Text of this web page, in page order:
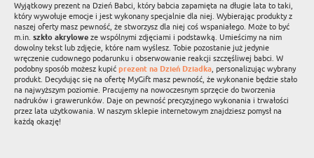
Wyjątkowy prezent na Dzień Babci, który babcia zapamięta na długie lata to taki,
który wywołuje emocje i jest wykonany specjalnie dla niej. Wybierając produkty z
naszej oferty masz pewność, że stworzysz dla niej coś wspaniałego. Może to być
m.in. szkło akrylowe ze wspólnymi zdjęciami i podstawką. Umieścimy na nim
dowolny tekst lub zdjęcie, które nam wyślesz. Tobie pozostanie już jedynie
wręczenie cudownego podarunku i obserwowanie reakcji szczęśliwej babci. W
podobny sposób możesz kupić prezent na Dzień Dziadka, personalizując wybrany
produkt. Decydując się na ofertę MyGift masz pewność, że wykonanie będzie stało
na najwyższym poziomie. Pracujemy na nowoczesnym sprzęcie do tworzenia
nadruków i grawerunków. Daje on pewność precyzyjnego wykonania i trwałości
przez lata użytkowania. W naszym sklepie internetowym znajdziesz pomysł na
każdą okazję!